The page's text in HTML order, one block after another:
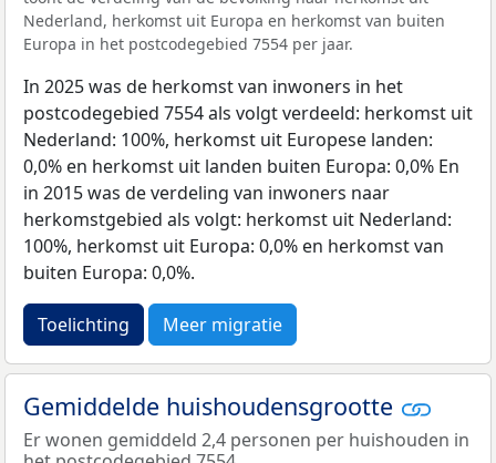
Nederland, herkomst uit Europa en herkomst van buiten
Europa in het postcodegebied 7554 per jaar.
In 2025 was de herkomst van inwoners in het
postcodegebied 7554 als volgt verdeeld: herkomst uit
Nederland: 100%, herkomst uit Europese landen:
0,0% en herkomst uit landen buiten Europa: 0,0% En
in 2015 was de verdeling van inwoners naar
herkomstgebied als volgt: herkomst uit Nederland:
100%, herkomst uit Europa: 0,0% en herkomst van
buiten Europa: 0,0%.
Toelichting Meer migratie
Gemiddelde huishoudensgrootte
Er wonen gemiddeld 2,4 personen per huishouden in